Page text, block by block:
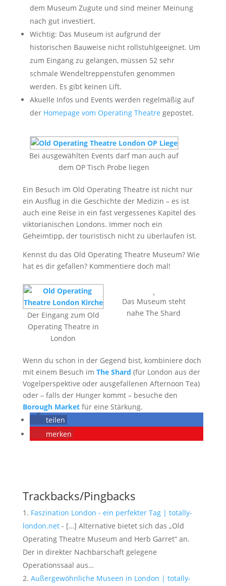
dem Museum Zugute und sind meiner Meinung
nach gut investiert.
Wichtig: Das Museum ist aufgrund der
historischen Bauweise nicht rollstuhlgeeignet. Um
zum Eingang zu gelangen, müssen 52 sehr
schmale Wendeltreppenstufen genommen
werden. Es gibt keinen Lift.
Akuelle Infos und Events werden regelmäßig auf
der Homepage vom Operating Theatre gepostet.
Bei ausgewählten Events darf man auch auf
dem OP Tisch Probe liegen
Ein Besuch im Old Operating Theatre ist nicht nur
ein Ausflug in die Geschichte der Medizin – es ist
auch eine Reise in ein fast vergessenes Kapitel des
viktorianischen Londons. Immer noch ein
Geheimtipp, der touristisch nicht zu überlaufen ist.
Kennst du das Old Operating Theatre Museum? Wie
hat es dir gefallen? Kommentiere doch mal!
Der Eingang zum Old
Operating Theatre in
London
Das Museum steht
nahe The Shard
Wenn du schon in der Gegend bist, kombiniere doch
mit einem Besuch im The Shard (für London aus der
Vogelperspektive oder ausgefallenen Afternoon Tea)
oder – falls der Hunger kommt – besuche den
Borough Marketfür eine Stärkung.
teilen
merken
Trackbacks/Pingbacks
Faszination London - ein perfekter Tag | totally-
london.net- […] Alternative bietet sich das „Old
Operating Theatre Museum and Herb Garret“ an.
Der in direkter Nachbarschaft gelegene
Operationssaal aus…
Außergewöhnliche Museen in London | totally-